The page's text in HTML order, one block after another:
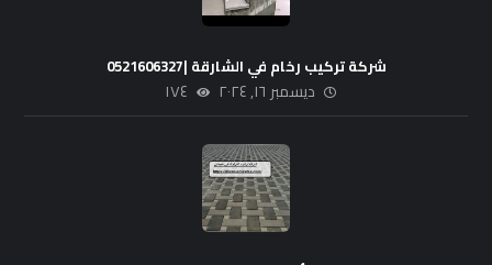
شركة تركيب رخام في الشارقة |0521606327
ديسمبر ١٦, ٢٠٢٤ ١٧٤